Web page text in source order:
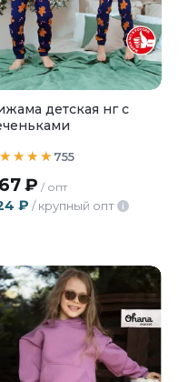
детская нг с
755
₽ / опт
₽ / крупный опт i